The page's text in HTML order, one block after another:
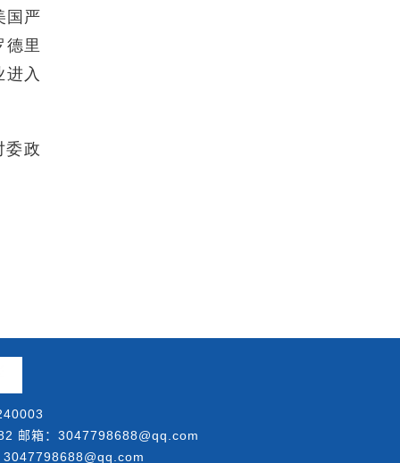
严
里
入
政
邮箱：3047798688@qq.com